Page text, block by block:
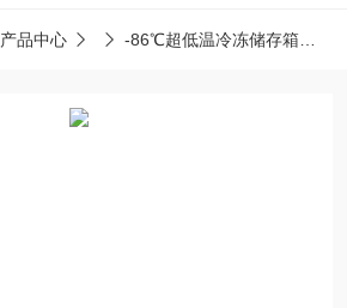
产品中心 -86℃超低温冷冻储存箱